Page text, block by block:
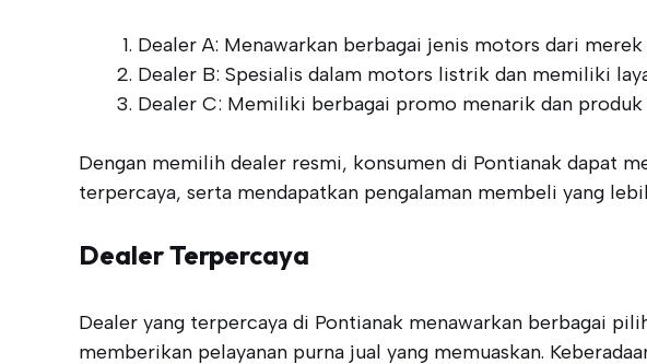
Dealer A: Menawarkan berbagai jenis motors dari
Dealer B: Spesialis dalam motors listrik dan memiliki
Dealer C: Memiliki berbagai promo menarik dan produk
Dengan memilih dealer resmi, konsumen di Pontianak dapat
terpercaya, serta mendapatkan pengalaman membeli yang
Dealer Terpercaya
Dealer yang terpercaya di Pontianak menawarkan berbagai
memberikan pelayanan purna jual yang memuaskan.